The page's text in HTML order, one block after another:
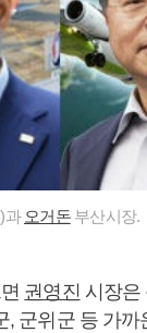
과 오거돈부산시장.
권영진 시장은
, 군위군 등 가까